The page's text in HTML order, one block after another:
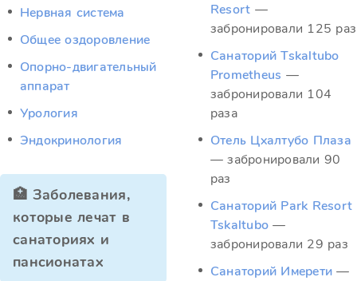
Нервная система
Общее оздоровление
Опорно-двигательный
аппарат
Урология
Эндокринология
🏥 Заболевания,
которые лечат в
санаториях и
пансионатах
Resort —
забронировали 125 раз
Санаторий Tskaltubo
Prometheus —
забронировали 104
раза
Отель Цхалтубо Плаза
— забронировали 90
раз
Санаторий Park Resort
Tskaltubo —
забронировали 29 раз
Санаторий Имерети —